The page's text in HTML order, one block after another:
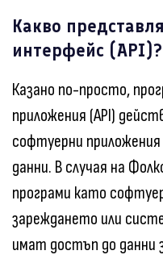
Какво
интерфейс (API)?
Казано по-просто,
приложения (API)
софтуерни
данни. В случая на
програми като
зареждането или
имат достъп до данни